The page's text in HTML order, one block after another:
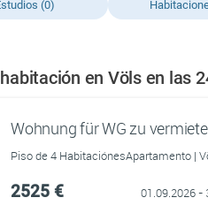
(0)
en Völs en las
Wohnung für WG zu
Piso de 4 HabitaciónesApartamento |
2525 € 01.09.2026 -